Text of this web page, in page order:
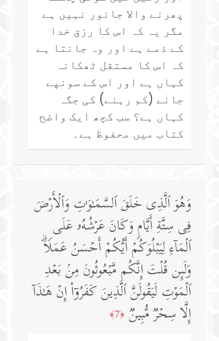
پھرنے والا جانور نہیں ہے
مگر یہ کہ اس کا رزق خدا
کے ذمے ہے اور وہ جانتا ہے
کہ اس کا مستقل ٹھکانہ
کہاں ہے اور اس کے سونپے
جانے (کم رہنے) کی جگہ
کہاں ہے؟ سب کچھ ایک واضح
کتاب میں محفوظ ہے۔
وَهُوَ ٱلَّذِی خَلَقَ ٱلسَّمَـٰوَ ٰ⁠تِ وَٱلۡأَرۡضَ
فِی سِتَّةِ أَیَّامࣲ وَكَانَ عَرۡشُهُۥ عَلَى
ٱلۡمَاۤءِ لِیَبۡلُوَكُمۡ أَیُّكُمۡ أَحۡسَنُ عَمَلࣰاۗ
وَلَىِٕن قُلۡتَ إِنَّكُم مَّبۡعُوثُونَ مِنۢ بَعۡدِ
ٱلۡمَوۡتِ لَیَقُولَنَّ ٱلَّذِینَ كَفَرُوۤا۟ إِنۡ هَـٰذَاۤ
إِلَّا سِحۡرࣱ مُّبِینࣱ ﴿7﴾